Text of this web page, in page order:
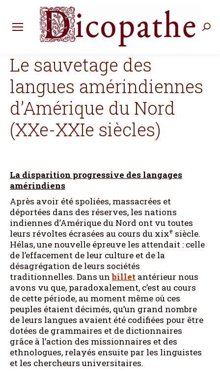
Le sauvetage des
langues amérindiennes
d’Amérique du Nord
(XXe-XXIe siècles)
La disparition progressive des langages
amérindiens
Après avoir été spoliées, massacrées et
déportées dans des réserves, les nations
indiennes d’Amérique du Nord ont vu toutes
leurs révoltes écrasées au cours du xixe siècle.
Hélas, une nouvelle épreuve les attendait : celle
de l’effacement de leur culture et de la
désagrégation de leurs sociétés
traditionnelles. Dans unbillet antérieur nous
avons vu que, paradoxalement, c’est au cours
de cette période, au moment même où ces
peuples étaient décimés, qu’un grand nombre
de leurs langues avaient été codifiées pour être
dotées de grammaires et de dictionnaires
grâce à l’action des missionnaires et des
ethnologues, relayés ensuite par les linguistes
et les chercheurs universitaires.